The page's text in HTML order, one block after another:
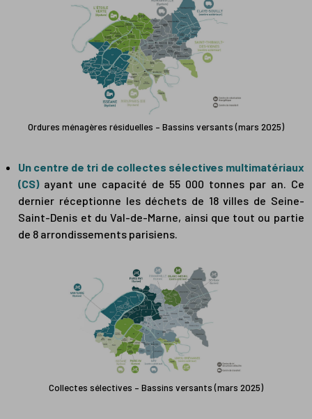
Ordures ménagères résiduelles – Bassins versants (mars 2025)
Un centre de tri de collectes sélectives multimatériaux
(CS)ayant une capacité de 55 000 tonnes par an. Ce
dernier réceptionne les déchets de 18 villes de Seine-
Saint-Denis et du Val-de-Marne, ainsi que tout ou partie
de 8 arrondissements parisiens.
Collectes sélectives – Bassins versants (mars 2025)